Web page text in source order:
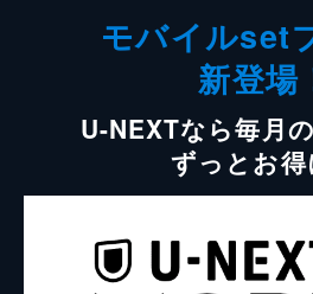
モバイルset
新登場
U-NEXTなら毎月
ずっとお得